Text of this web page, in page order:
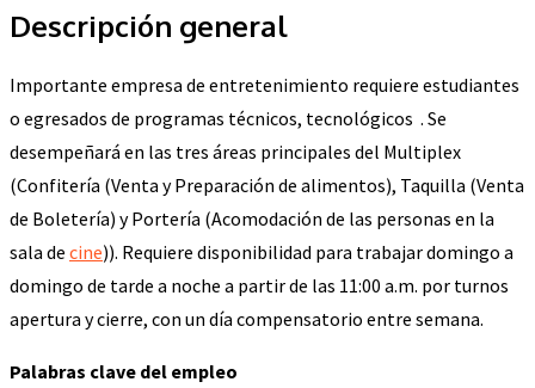
Descripción general
Importante empresa de entretenimiento requiere estudiantes
o egresados de programas técnicos, tecnológicos . Se
desempeñará en las tres áreas principales del Multiplex
(Confitería (Venta y Preparación de alimentos), Taquilla (Venta
de Boletería) y Portería (Acomodación de las personas en la
sala de cine)). Requiere disponibilidad para trabajar domingo a
domingo de tarde a noche a partir de las 11:00 a.m. por turnos
apertura y cierre, con un día compensatorio entre semana.
Palabras clave del empleo